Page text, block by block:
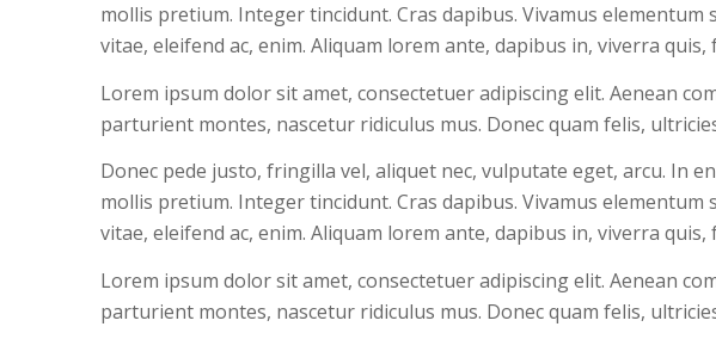
mollis pretium. Integer tincidunt. Cras dapibus. Vivamus
vitae, eleifend ac, enim. Aliquam lorem ante, dapibus in, viverra quis,
Lorem ipsum dolor sit amet, consectetuer adipiscing elit. Aenean
parturient montes, nascetur ridiculus mus. Donec quam felis,
Donec pede justo, fringilla vel, aliquet nec, vulputate eget, arcu. In
mollis pretium. Integer tincidunt. Cras dapibus. Vivamus
vitae, eleifend ac, enim. Aliquam lorem ante, dapibus in, viverra quis,
Lorem ipsum dolor sit amet, consectetuer adipiscing elit. Aenean
parturient montes, nascetur ridiculus mus. Donec quam felis,